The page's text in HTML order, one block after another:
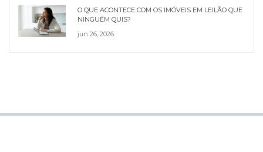
O QUE ACONTECE COM OS IMÓVEIS EM LEILÃO QUE
NINGUÉM QUIS?
jun 26, 2026